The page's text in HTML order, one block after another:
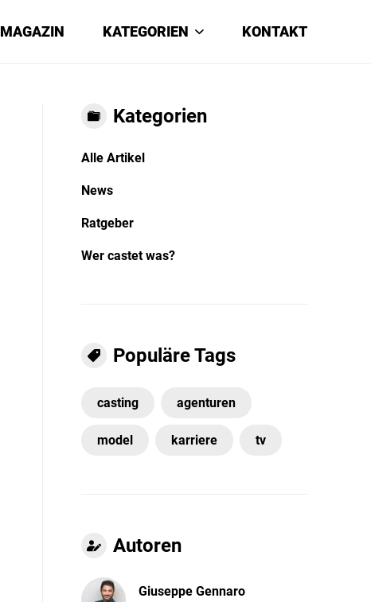
MAGAZIN KATEGORIEN KONTAKT
Kategorien
Alle Artikel
News
Ratgeber
Wer castet was?
Populäre Tags
casting agenturen
model karriere tv
Autoren
Giuseppe Gennaro